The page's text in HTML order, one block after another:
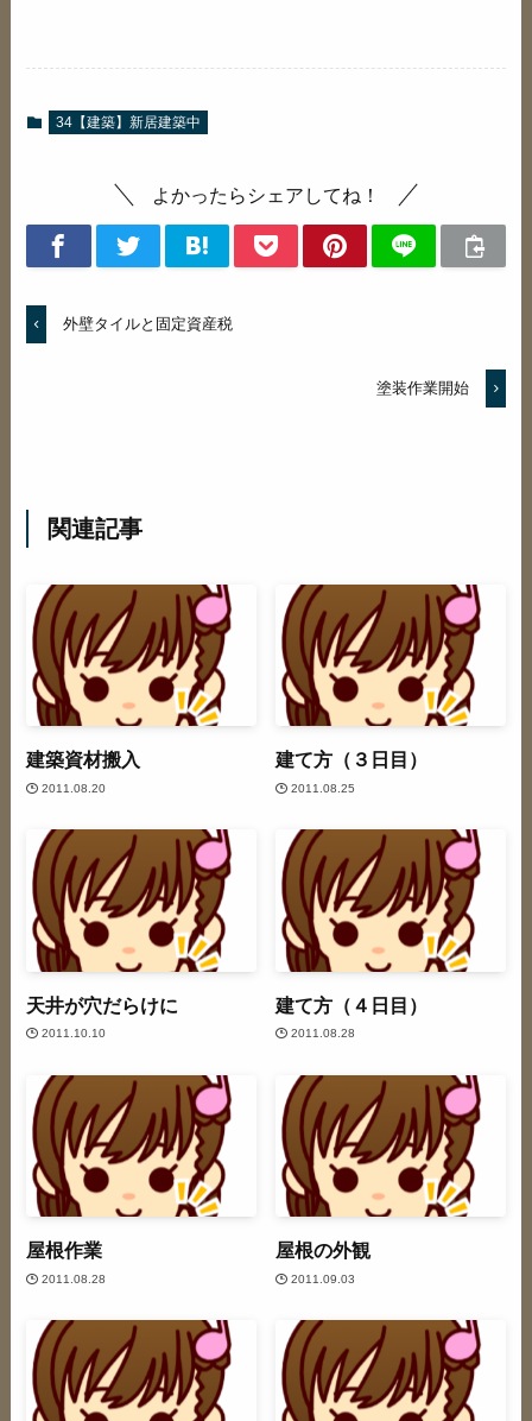
34【建築】新居建築中
よかったらシェアしてね！
外壁タイルと固定資産税
塗装作業開始
関連記事
建築資材搬入
2011.08.20
建て方（３日目）
2011.08.25
天井が穴だらけに
2011.10.10
建て方（４日目）
2011.08.28
屋根作業
2011.08.28
屋根の外観
2011.09.03